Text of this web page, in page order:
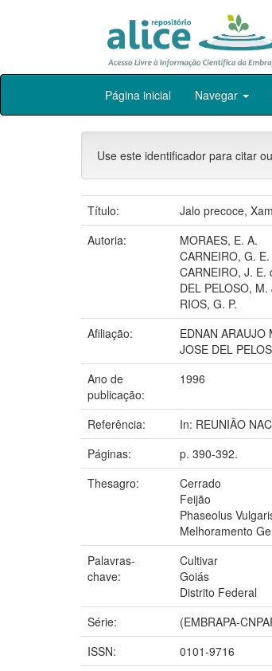
Skip
Página inicial Navegar
Use este identificador para citar
Título:
Jalo precoce,
Autoria:
MORAES, E. A.
CARNEIRO, G.
CARNEIRO, J. E.
DEL PELOSO, M.
RIOS, G. P.
Afiliação:
EDNAN ARAUJO
JOSE DEL
Ano de
publicação:
1996
Referência:
In: REUNIÃO
Páginas:
p. 390-392.
Thesagro:
Cerrado
Feijão
Phaseolus
Melhoramento
Palavras-
chave:
Cultivar
Goiás
Distrito Federal
Série:
(EMBRAPA-
ISSN:
0101-9716